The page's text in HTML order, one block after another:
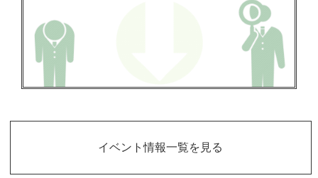
イベント情報一覧を見る